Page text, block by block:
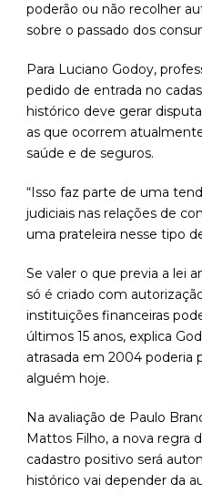
poderão ou não recolher
sobre o passado dos
Para Luciano Godoy,
pedido de entrada no
histórico deve gerar
as que ocorrem
saúde e de seguros.
“Isso faz parte de uma
judiciais nas relações de
uma prateleira nesse tipo
Se valer o que previa a lei
só é criado com
instituições financeiras
últimos 15 anos, explica
atrasada em 2004 poderia
alguém hoje.
Na avaliação de Paulo
Mattos Filho, a nova regra
cadastro positivo será
histórico vai depender da